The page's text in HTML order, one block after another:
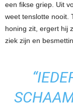
een fikse griep. Uit
weet tenslotte nooit.
honing zit, ergert hij
ziek zijn en